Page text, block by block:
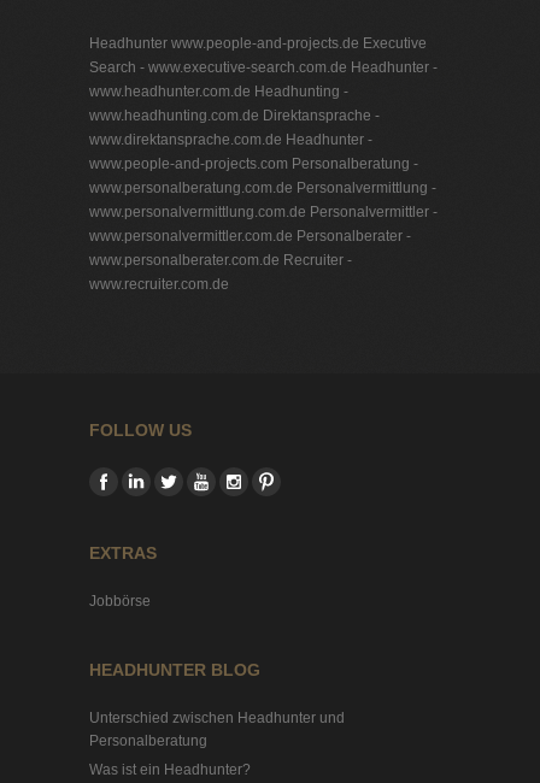
Headhunter www.people-and-projects.de Executive
Search - www.executive-search.com.de Headhunter -
www.headhunter.com.de Headhunting -
www.headhunting.com.de Direktansprache -
www.direktansprache.com.de Headhunter -
www.people-and-projects.com Personalberatung -
www.personalberatung.com.de Personalvermittlung -
www.personalvermittlung.com.de Personalvermittler -
www.personalvermittler.com.de Personalberater -
www.personalberater.com.de Recruiter -
www.recruiter.com.de
FOLLOW US
EXTRAS
Jobbörse
HEADHUNTER BLOG
Unterschied zwischen Headhunter und
Personalberatung
Was ist ein Headhunter?